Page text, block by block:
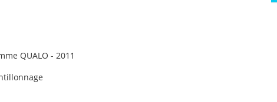
QUALO - 2011